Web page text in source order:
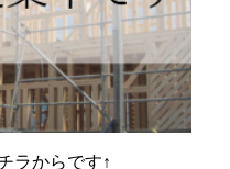
ラからです↑